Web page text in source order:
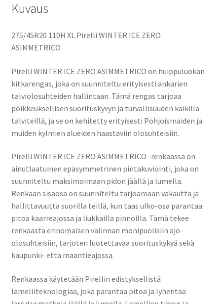
Kuvaus
275/45R20 110H XL Pirelli WINTER ICE ZERO
ASIMMETRICO
Pirelli WINTER ICE ZERO ASIMMETRICO on huippuluokan
kitkarengas, joka on suunniteltu erityisesti ankarien
talviolosuhteiden hallintaan. Tämä rengas tarjoaa
poikkeuksellisen suorituskyvyn ja turvallisuuden kaikilla
talviteillä, ja se on kehitetty erityisesti Pohjoismaiden ja
muiden kylmien alueiden haastaviin olosuhteisiin.
Pirelli WINTER ICE ZERO ASIMMETRICO -renkaassa on
ainutlaatuinen epäsymmetrinen pintakuviointi, joka on
suunniteltu maksimoimaan pidon jäällä ja lumella.
Renkaan sisäosa on suunniteltu tarjoamaan vakautta ja
hallittavuutta suorilla teillä, kun taas ulko-osa parantaa
pitoa kaarreajossa ja liukkailla pinnoilla. Tämä tekee
renkaasta erinomaisen valinnan monipuolisiin ajo-
olosuhteisiin, tarjoten luotettavaa suorituskykyä sekä
kaupunki- että maantieajossa.
Renkaassa käytetään Pirellin edistyksellistä
lamelliteknologiaa, joka parantaa pitoa ja lyhentää